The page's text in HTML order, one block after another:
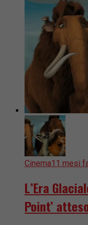
Cinema11 mesi
L’Era
Point’